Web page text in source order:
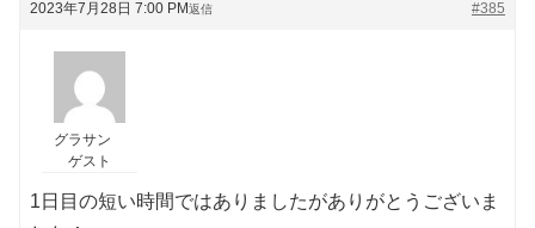
2023年7月28日 7:00 PM #385
返信
グラサン
ゲスト
1日目の短い時間ではありましたがありがとうございま